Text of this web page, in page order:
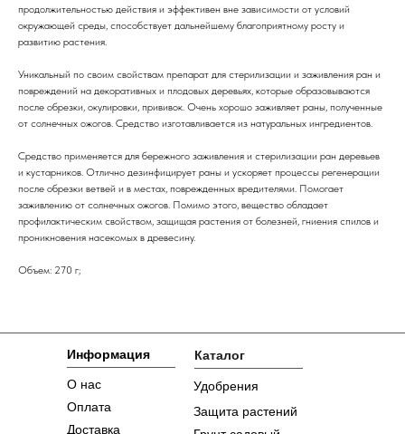
продолжительностью действия и эффективен вне зависимости от условий
окружающей среды, способствует дальнейшему благоприятному росту и
развитию растения.
Уникальный по своим свойствам препарат для стерилизации и заживления ран и
повреждений на декоративных и плодовых деревьях, которые образовываются
после обрезки, окулировки, прививок. Очень хорошо заживляет раны, полученные
от солнечных ожогов. Средство изготавливается из натуральных ингредиентов.
Средство применяется для бережного заживления и стерилизации ран деревьев
и кустарников. Отлично дезинфицирует раны и ускоряет процессы регенерации
после обрезки ветвей и в местах, поврежденных вредителями. Помогает
заживлению от солнечных ожогов. Помимо этого, вещество обладает
профилактическим свойством, защищая растения от болезней, гниения спилов и
проникновения насекомых в древесину.
Объем: 270 г;
Информация
Каталог
О нас
Оплата
Доставка
Удобрения
Защита растений